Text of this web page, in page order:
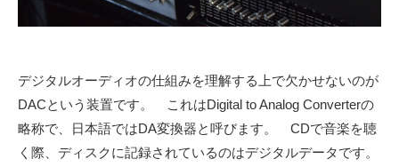
デジタルオーディオの仕組みを理解する上で欠かせないのが
DACという装置です。 これはDigital to Analog Converterの
略称で、日本語ではDA変換器と呼びます。 CDで音楽を聴
く際、ディスクに記録されているのはデジタルデータです。